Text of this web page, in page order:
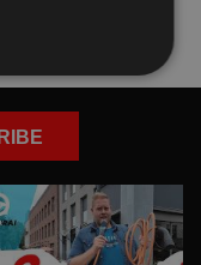
zoals
De
zonder de